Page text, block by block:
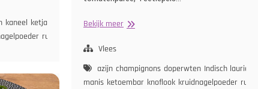
kaneel ketjap asin
ketjap
rundvlees
Bekijk meerIndisch
Vlees
azijn champignons doperwten Indisch laurierblad
manis ketoembar knoflook kruidnagelpoeder